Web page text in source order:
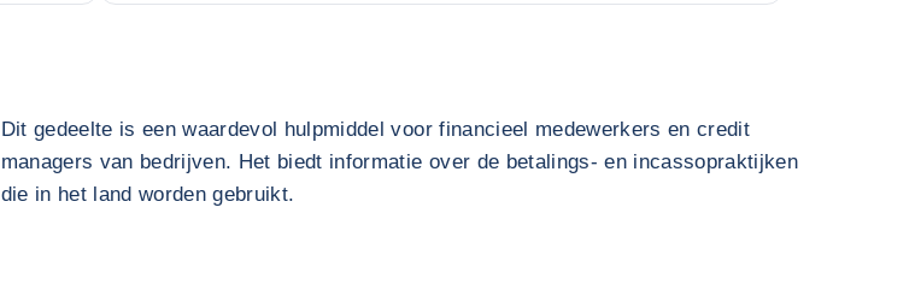
Dit gedeelte is een waardevol hulpmiddel voor financieel medewerkers en credit
managers van bedrijven. Het biedt informatie over de betalings- en incassopraktijken
die in het land worden gebruikt.